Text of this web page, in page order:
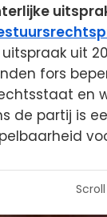
uit
fors
en
de partij is